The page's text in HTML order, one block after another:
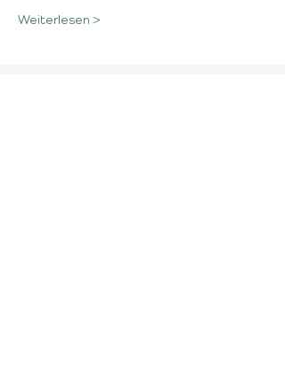
Weiterlesen >